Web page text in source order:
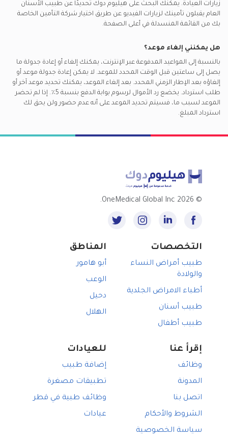
زيارات العيادة. يمكنك البحث على هيليوم دوك تحديدًا عن طبيب الأسنان
العام يقبلون تأمينك لزيارات الفيديو عن طريق اختيار شركة التأمين الخاصة
بك من القائمة المنسدلة في أعلى الصفحة.
هل يمكنني إلغاء موعد؟
بالنسبة إلى المواعيد المدفوعة عبر الإنترنت، يمكنك إلغاء أو إعادة جدولة ما
يصل إلى ساعتين قبل الوقت المحدد للموعد. لا يمكن إعادة جدولة موعد أو
إلغاؤه بعد الإطار الزمني المحدد. بعد إلغاء الموعد، يمكنك تحديد موعد آخر أو
طلب استرداد. يخضع رد الأموال لرسوم بوابة الدفع بنسبة 5٪. إذا لم تحضر
الموعد لسبب ما، فسيتم تحديد الموعد على أنه عدم حضور ولن يحق لك
استرداد المبلغ.
©
2026 OneMedical Global Inc.
التخصصات
طبيب أمراض النساء
والولادة
أطباء الامراض الجلدية
طبيب أسنان
طبيب أطفال
المناطق
أبو هامور
الوعب
دحيل
الهلال
إقرأ عنا
وظائف
المدونة
اتصل بنا
الشروط والأحكام
سياسة الخصوصية
للعيادات
إضافة طبيب
تطبيقات مصغرة
وظائف طبية في قطر
عيادات